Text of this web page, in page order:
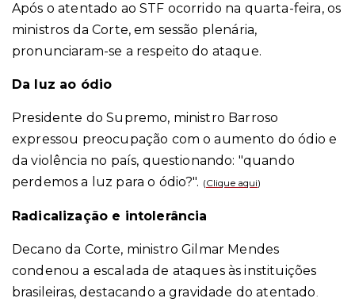
Após o atentado ao STF ocorrido na quarta-feira, os
ministros da Corte, em sessão plenária,
pronunciaram-se a respeito do ataque.
Da luz ao ódio
Presidente do Supremo, ministro Barroso
expressou preocupação com o aumento do ódio e
da violência no país, questionando: "quando
perdemos a luz para o ódio?". (Clique aqui)
Radicalização e intolerância
Decano da Corte, ministro Gilmar Mendes
condenou a escalada de ataques às instituições
brasileiras, destacando a gravidade do atentado.